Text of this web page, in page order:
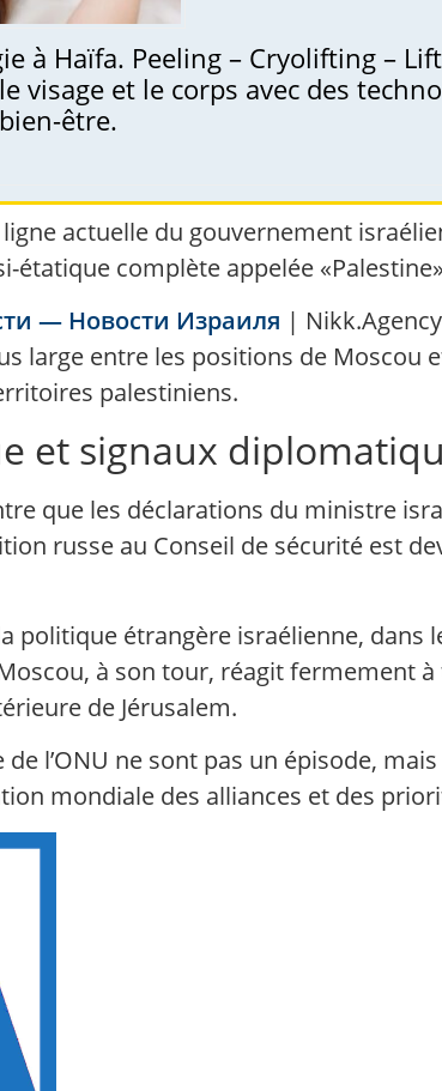
à Haïfa. Peeling – Cryolifting –
visage et le corps avec des
être.
actuelle du gouvernement
étatique complète appelée
— Новости Израиля |
large entre les positions de
palestiniens.
et signaux
que les déclarations du ministre
russe au Conseil de sécurité est
politique étrangère israélienne, dans
à son tour, réagit fermement
de Jérusalem.
de l’ONU ne sont pas un épisode,
mondiale des alliances et des